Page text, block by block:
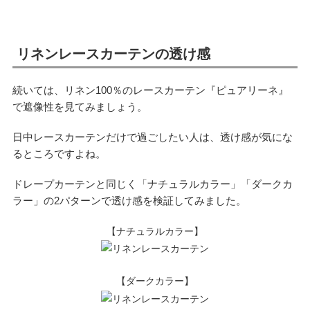
リネンレースカーテンの透け感
続いては、リネン100％のレースカーテン『ピュアリーネ』
で遮像性を見てみましょう。
日中レースカーテンだけで過ごしたい人は、透け感が気にな
るところですよね。
ドレープカーテンと同じく「ナチュラルカラー」「ダークカ
ラー」の2パターンで透け感を検証してみました。
【ナチュラルカラー】
【ダークカラー】